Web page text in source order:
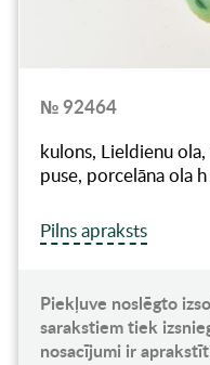
№ 92464
kulons, Lieldienu
puse, porcelāna ola
Pilns apraksts
Piekļuve noslēgto
sarakstiem tiek
nosacījumi ir